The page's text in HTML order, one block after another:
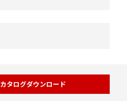
カタログダウンロード